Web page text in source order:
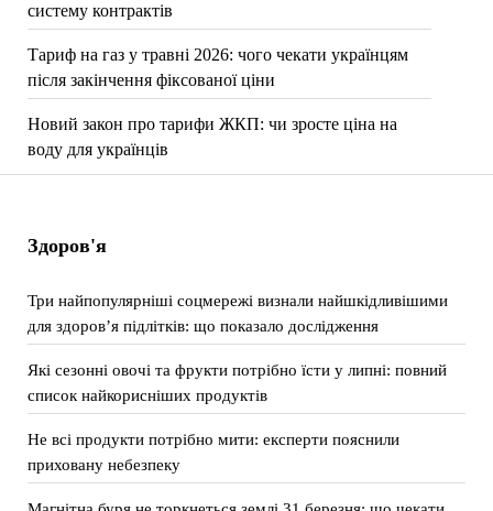
систему контрактів
Тариф на газ у травні 2026: чого чекати українцям
після закінчення фіксованої ціни
Новий закон про тарифи ЖКП: чи зросте ціна на
воду для українців
Здоров'я
Три найпопулярніші соцмережі визнали найшкідливішими
для здоров’я підлітків: що показало дослідження
Які сезонні овочі та фрукти потрібно їсти у липні: повний
список найкорисніших продуктів
Не всі продукти потрібно мити: експерти пояснили
приховану небезпеку